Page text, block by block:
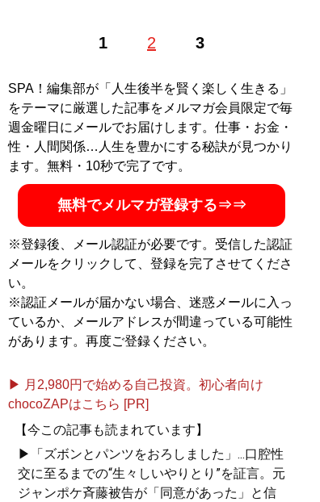
1 2 3
教授、オーストラリア国立大学客員研究員などを経
日本のデフレ脱却に取り組んだ経済学の第一人者。経済
の入門書や『「日本型格差社会」からの脱却』（光文
社）、『自由な社会をつくる経済学
』（読書人）など著
書多数
記事一覧へ
SPA！編集部が「人生後半を賢く楽しく生きる」
をテーマに厳選した記事をメルマガ会員限定で毎
週金曜日にメールでお届けします。仕事・お金・
性・人間関係…人生を豊かにする秘訣が見つかり
ます。無料・10秒で完了です。
無料でメルマガ登録する⇒⇒
※登録後、メール認証が必要です。受信した認証
メールをクリックして、登録を完了させてくださ
い。
※認証メールが届かない場合、迷惑メールに入っ
ているか、メールアドレスが間違っている可能性
があります。再度ご登録ください。
▶ 月2,980円で始める自己投資。初心者向け
chocoZAPはこちら [PR]
【今この記事も読まれています】
▶「ズボンとパンツをおろしました」...口腔性
交に至るまでの“生々しいやりとり”を証言。元
ジャンポケ斉藤被告が「同意があった」と信